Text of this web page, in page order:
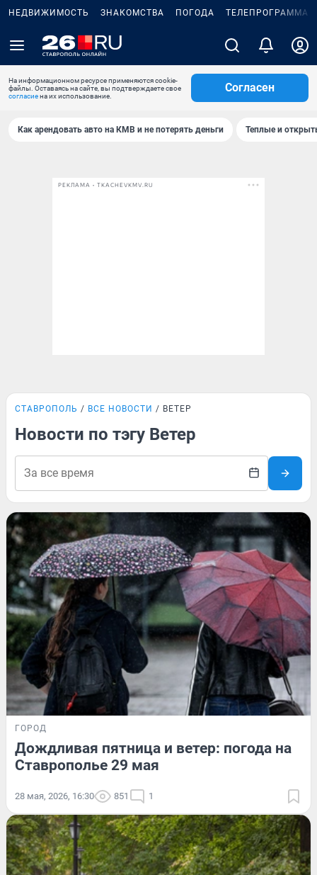
НЕДВИЖИМОСТЬ ЗНАКОМСТВА ПОГОДА ТЕЛЕПРОГРАММА
На информационном ресурсе применяются cookie-
файлы. Оставаясь на сайте, вы подтверждаете свое
согласиена их использование.
Согласен
Как арендовать авто на КМВ и не потерять деньги Теплые и
РЕКЛАМА • TKACHEVKMV.RU
СТАВРОПОЛЬ ВСЕ НОВОСТИ ВЕТЕР
Новости по тэгу Ветер
ГОРОД
Дождливая пятница и ветер: погода на
Ставрополье 29 мая
28 мая, 2026, 16:30 851 1